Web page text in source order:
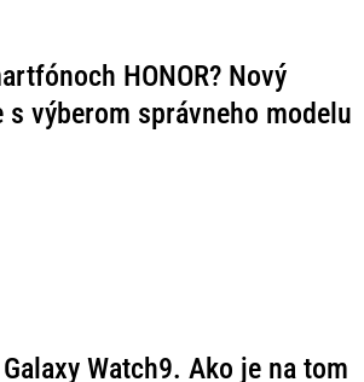
HONOR? Nový
výberom správneho modelu
Watch9. Ako je na tom